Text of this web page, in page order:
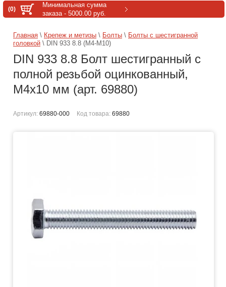
(0)
Минимальная сумма
заказа - 5000.00 руб.
Главная \ Крепеж и метизы \ Болты \ Болты с шестигранной
головкой \ DIN 933 8.8 (M4-M10)
DIN 933 8.8 Болт шестигранный с
полной резьбой оцинкованный,
M4x10 мм (арт. 69880)
Артикул: 69880-000 Код товара: 69880